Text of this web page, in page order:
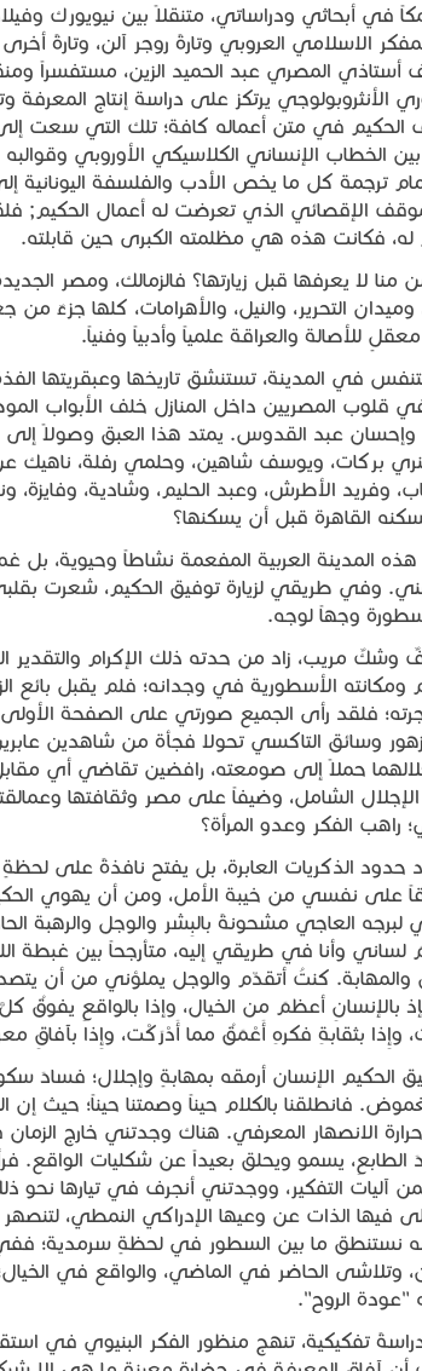
في أبحاثي ودراساتي، متنقلاً بين نيويورك
الاسلامي العروبي وتارةً روجر آلن، وتارةً
المصري عبد الحميد الزين، مستفسراً
الأنثروبولوجي يرتكز على دراسة إنتاج المعرفة
الحكيم في متن أعماله كافة؛ تلك التي سعت
الخطاب الإنساني الكلاسيكي الأوروبي وقوالبه
ترجمة كل ما يخص الأدب والفلسفة اليونانية
الإقصائي الذي تعرضت له أعمال الحكيم;
فكانت هذه هي مظلمته الكبرى حين قابلته.
لا يعرفها قبل زيارتها؟ فالزمالك، ومصر
التحرير، والنيل، والأهرامات، كلها جزءٌ من
للأصالة والعراقة علمياً وأدبياً وفنياً.
في المدينة، تستنشق تاريخها وعبقريتها
قلوب المصريين داخل المنازل خلف الأبواب
عبد القدوس. يمتد هذا العبق وصولاً إلى
بركات، ويوسف شاهين، وحلمي رفلة، ناهيك
وفريد الأطرش، وعبد الحليم، وشادية، وفايزة،
القاهرة قبل أن يسكنها؟
المدينة العربية المفعمة نشاطاً وحيوية، بل
وفي طريقي لزيارة توفيق الحكيم، شعرت
وجهاً لوجه.
وشكٌ مريب، زاد من حدته ذلك الإكرام
الأسطورية في وجدانه؛ فلم يقبل بائع
فلقد رأى الجميع صورتي على الصفحة
وسائق التاكسي تحولا فجأة من شاهدين
حملاً إلى صومعته، رافضين تقاضي أي
الإجلال الشامل، وضيفاً على مصر وثقافتها
راهب الفكر وعدو المرأة؟
الذكريات العابرة، بل يفتح نافذةً على
على نفسي من خيبة الأمل، ومن أن يهوي
لبرجه العاجي مشحونةً بالبِشر والوجل والرهبة
لساني وأنا في طريقي إليه، متأرجحاً بين غبطة
كنتُ أتقدّم والوجل يملؤني من أن
بالإنسانِ أعظمَ من الخيال، وإذا بالواقعِ يفوقُ
وإِذا بثقابةِ فكرهِ أَعْمَقُ مما أَدْرَكْت، وإِذا
الحكيم الإنسان أرمقه بمهابةٍ وإجلال؛ فسادَ
فانطلقنا بالكلام حيناً وصمتنا حيناً؛ حيث
الانصهار المعرفي. هناك وجدتني خارج
الطابعِ، يسمو ويحلق بعيداً عن شكليات الواقع.
آليات التفكير، ووجدتني أنجرف في تيارها
فيها الذات عن وعيها الإدراكي النمطي،
نستنطق ما بين السطور في لحظةٍ سرمدية؛
وتلاشى الحاضر في الماضي، والواقع في
الروح".
تفكيكية، تنهج منظور الفكر البنيوي في